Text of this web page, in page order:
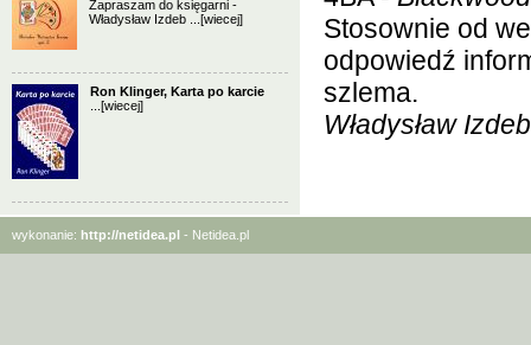
Zapraszam do księgarni -
Władysław Izdeb ... [wiecej]
Ron Klinger, Karta po karcie
[wiecej]
Stosownie od
odpowiedź
szlema.
Władysław
wykonanie: http://netidea.pl - Netidea.pl